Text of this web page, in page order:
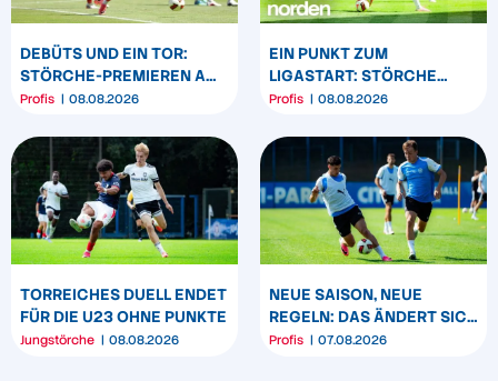
DEBÜTS UND EIN TOR:
STÖRCHE-PREMIEREN AM
„BÖLLE“
Profis 08.08.2026
EIN PUNKT ZUM
LIGASTART: STÖRCHE
SPIELEN REMIS IN
Profis 08.08.2026
TORREICHES DUELL ENDET
FÜR DIE U23 OHNE PUNKTE
Jungstörche 08.08.2026
NEUE SAISON, NEUE
REGELN: DAS ÄNDERT SICH
ZUM START DER 2.
Profis 07.08.2026